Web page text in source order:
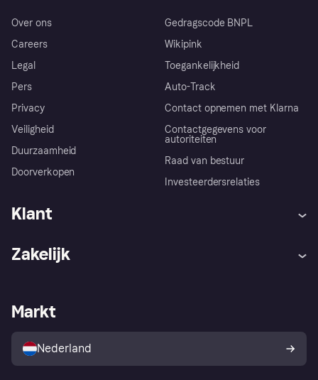
Over ons
Careers
Legal
Pers
Privacy
Veiligheid
Duurzaamheid
Doorverkopen
Gedragscode BNPL
Wikipink
Toegankelijkheid
Auto-Track
Contact opnemen met Klarna
Contactgegevens voor
autoriteiten
Raad van bestuur
Investeerdersrelaties
Klant
Winkeloverzicht
Kopersbescherming voor
consumenten
Zakelijk
Zakelijke login
Markt
Nederland